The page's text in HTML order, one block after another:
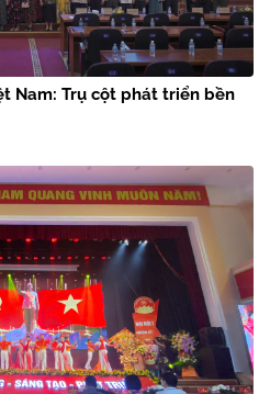
Nam: Trụ cột phát triển bền